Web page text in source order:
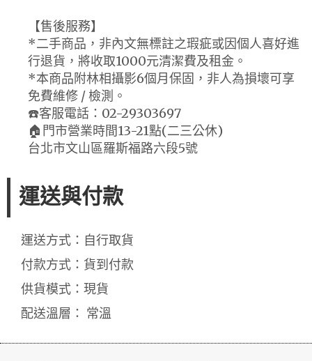
【售後服務】
*二手商品，非內文無標註之瑕疵或因個人喜好進
行退貨，將收取1000元清潔費及租金。
*本商品附林相攝影6個月保固，非人為損壞可享
免費維修 / 檢測。
☎️客服電話：02-29303697
🏠門市營業時間13-21點(二三公休)
台北市文山區羅斯福路六段5號
運送與付款
運送方式：自行取貨
付款方式：貨到付款
供貨模式：現貨
配送溫層： 常溫